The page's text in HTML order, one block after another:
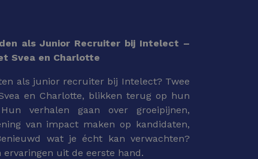
als Junior Recruiter bij Intelect –
Svea en Charlotte
als junior recruiter bij Intelect? Twee
en Charlotte, blikken terug op hun
verhalen gaan over groeipijnen,
van impact maken op kandidaten,
wat je écht kan verwachten?
uit de eerste hand.